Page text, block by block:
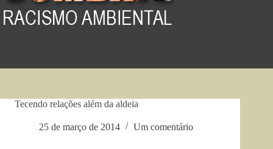
Tecendo relações além da aldeia
25 de março de 2014 Um comentário